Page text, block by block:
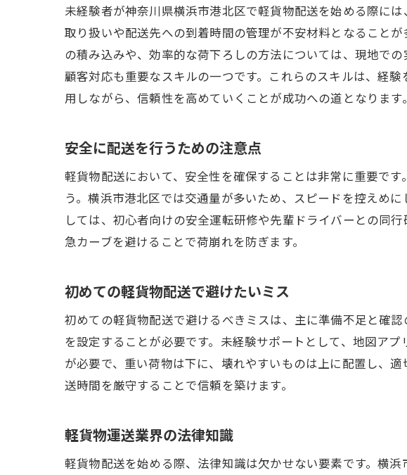
現地で
プロの
フィー
成長を
港北区
未経験
軽貨物
柔軟な働き
フリー
時間管
家族と
未経験者が神奈川県横浜市港北区で軽貨物配送を始める際に
取り扱いや配送先への到着時間の管理が不安材料となること
の積み込みや、効率的な荷下ろしの方法については、現地で
顧客対応も重要なスキルの一つです。これらのスキルは、経
用しながら、信頼性を高めていくことが成功への道となります。
安全に配送を行うための注意点
軽貨物配送において、安全性を確保することは非常に重要で
う。横浜市港北区では交通量が多いため、スピードを控えめ
しては、初心者向けの安全運転研修や先輩ドライバーとの同
急カーブを避けることで荷崩れを防ぎます。
初めての軽貨物配送で避けたいミス
初めての軽貨物配送で避けるべきミスは、主に準備不足と確
を設定することが必要です。未経験サポートとして、地図ア
が必要で、重い荷物は下に、壊れやすいものは上に配置し、
送時間を厳守することで信頼を築けます。
軽貨物運送業界の法律知識
軽貨物配送を始める際、法律知識は欠かせない要素です。横